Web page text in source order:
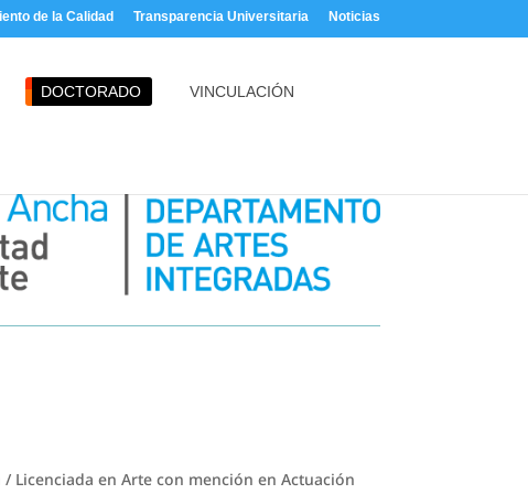
de la Calidad Transparencia Universitaria Noticias
DOCTORADO VINCULACIÓN
Licenciada en Arte con mención en Actuación